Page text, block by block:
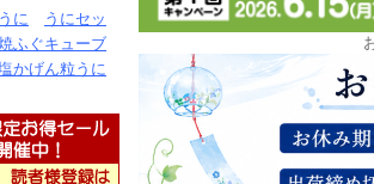
に
うにセッ
ふぐキューブ
かげん粒うに